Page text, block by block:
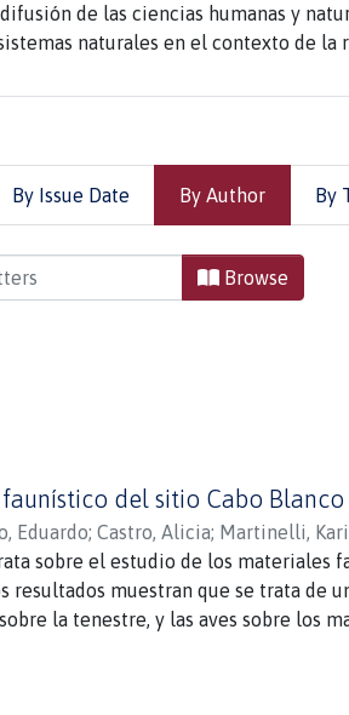
de las ciencias humanas y
naturales en el contexto de la
By Issue Date By Author By
by Author "Abello, Alejandra"
Browse
del sitio Cabo Blanco
Eduardo; Castro, Alicia; Martinelli,
sobre el estudio de los materiales
resultados muestran que se trata de
la tenestre, y las aves sobre los
diferencial de partes